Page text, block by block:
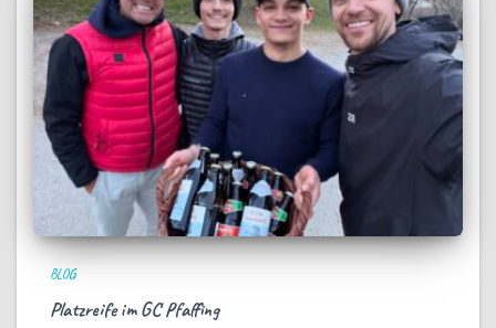
BLOG
Platzreife im GC Pfaffing